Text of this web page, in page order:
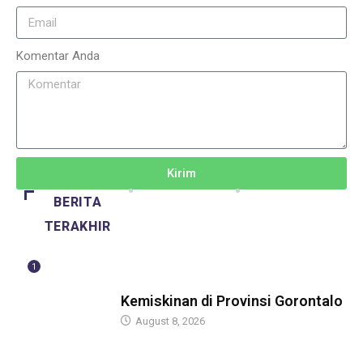
Komentar Anda
Kirim
BERITA
TERAKHIR
1
Kemiskinan di Provinsi Gorontalo
August 8, 2026